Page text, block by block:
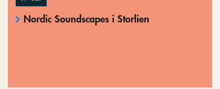
Nordic Soundscapes i Storlien